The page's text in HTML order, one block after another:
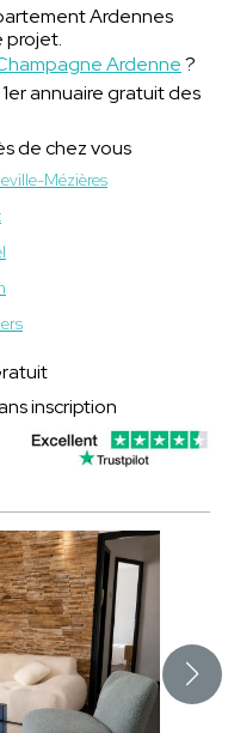
Ardennes
projet.
Ardenne?
annuaire gratuit des
de chez vous
Mézières
inscription